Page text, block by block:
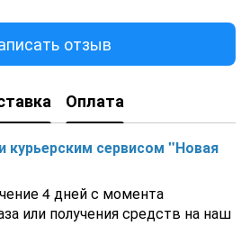
отзыв
Оплата
курьерским сервисом "Новая
4 дней с момента
или получения средств на наш